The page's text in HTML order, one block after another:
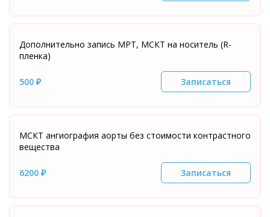
Дополнительно запись МРТ, МСКТ на носитель (R-
пленка)
500 ₽ Записаться
МСКТ ангиография аорты без стоимости контрастного
вещества
6200 ₽ Записаться